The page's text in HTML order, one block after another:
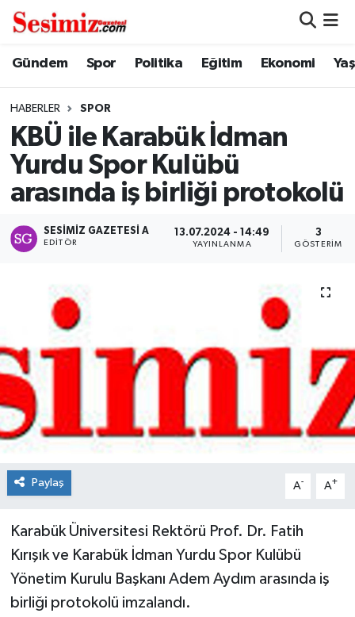
Gündem Spor Politika Eğitim Ekonomi
HABERLER SPOR
KBÜ ile Karabük İdman
Yurdu Spor Kulübü
arasında iş birliği protokolü
SESIMIZ GAZETESI A
EDITÖR
13.07.2024 - 14:49
YAYINLANMA
3
GÖSTERIM
Paylaş A- A+
Karabük Üniversitesi Rektörü Prof. Dr. Fatih
Kırışık ve Karabük İdman Yurdu Spor Kulübü
Yönetim Kurulu Başkanı Adem Aydım arasında iş
birliği protokolü imzalandı.
Dünya
Ekonomi
Gündem
Politika
Sağlık
Spor
Teknoloji
Nöbetçi Eczaneler
Namaz Vakitleri
Trafik Durumu
Süper Lig Puan Durumu ve Fikstür
Son Dakika Haberleri
Haber Arşivi